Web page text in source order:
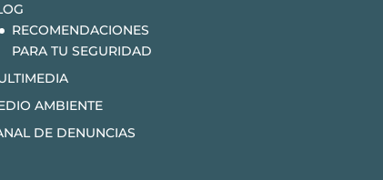
RECOMENDACIONES
PARA TU SEGURIDAD
AMBIENTE
DE DENUNCIAS